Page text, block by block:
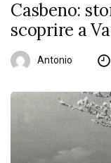
Casbeno:
scoprire a
Antonio